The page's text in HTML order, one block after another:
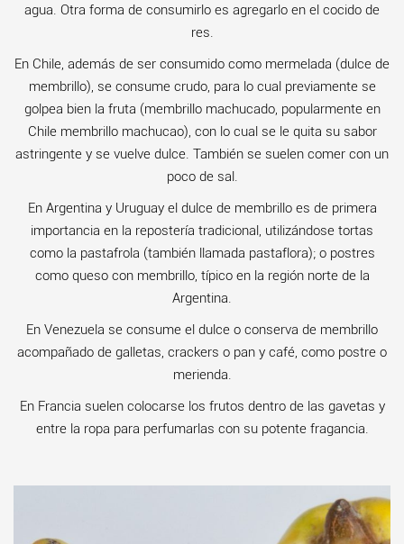
agua. Otra forma de consumirlo es agregarlo en el cocido de
res.
En Chile, además de ser consumido como mermelada (dulce de
membrillo), se consume crudo, para lo cual previamente se
golpea bien la fruta (membrillo machucado, popularmente en
Chile membrillo machucao), con lo cual se le quita su sabor
astringente y se vuelve dulce. También se suelen comer con un
poco de sal.
En Argentina y Uruguay el dulce de membrillo es de primera
importancia en la repostería tradicional, utilizándose tortas
como la pastafrola (también llamada pastaflora); o postres
como queso con membrillo, típico en la región norte de la
Argentina.
En Venezuela se consume el dulce o conserva de membrillo
acompañado de galletas, crackers o pan y café, como postre o
merienda.
En Francia suelen colocarse los frutos dentro de las gavetas y
entre la ropa para perfumarlas con su potente fragancia.